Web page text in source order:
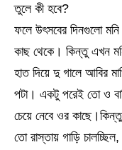
তুলে কী হবে?
ফলে উৎসবের দিনগুলো
কাছ থেকে। কিন্তু এখন
হাত দিয়ে দু গালে আবির
পটা। একটু পরেই তো ও
চেয়ে নেবে ওর
তো রাস্তায় গাড়ি